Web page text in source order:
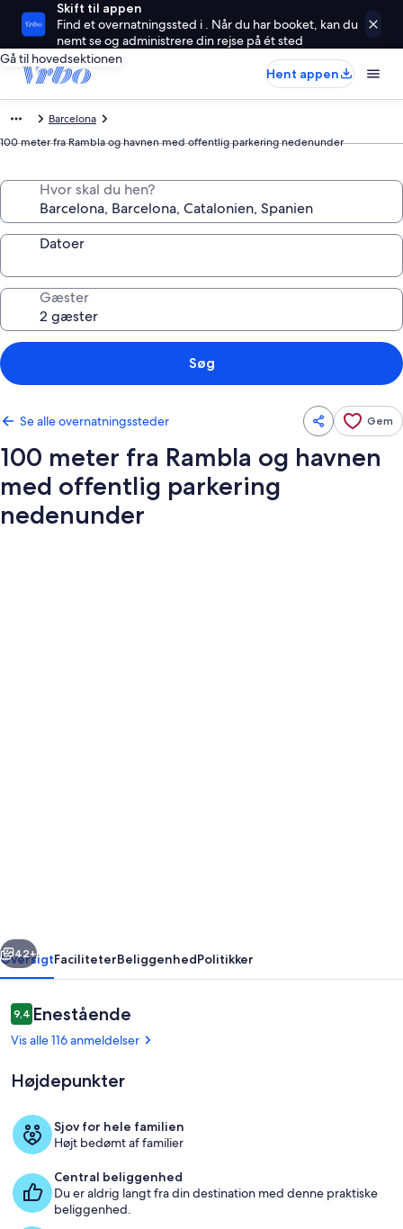
Skift til appen
Find et overnatningssted i . Når du har booket, kan du
nemt se og administrere din rejse på ét sted
Gå til hovedsektionen
Hent appen
Barcelona
100 meter fra Rambla og havnen med offentlig parkering nedenunder
Hvor skal du hen?
Datoer
Gæster
Søg
Se alle overnatningssteder Gem
100 meter fra Rambla og havnen
med offentlig parkering
nedenunder
med
offentlig
parkering
nedenunder
Næste
42+
OversigtFaciliteterBeliggenhedPolitikker
Anmeldelser
9,49,4 ud af 10.
Enestående
Vis alle 116 anmeldelser
Højdepunkter
Sjov for hele familien
Højt bedømt af familier
Central beliggenhed
Du er aldrig langt fra din destination med denne praktiske
beliggenhed.